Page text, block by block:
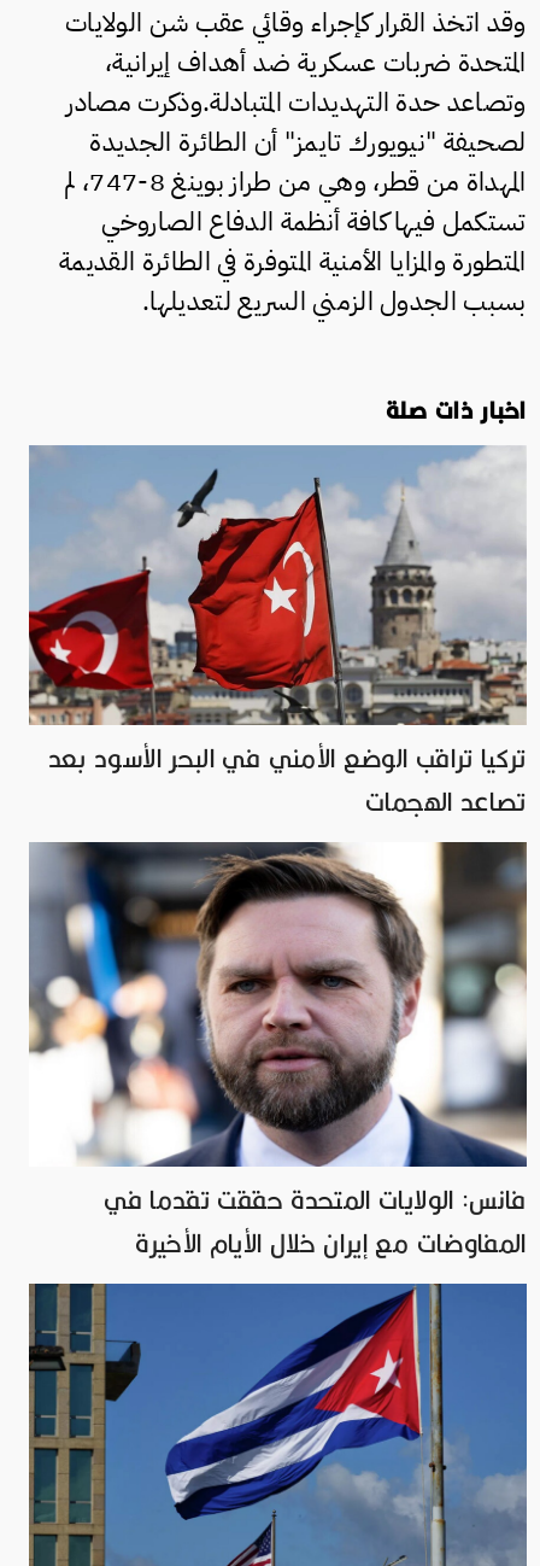
وقد اتخذ القرار كإجراء وقائي عقب شن الولايات
المتحدة ضربات عسكرية ضد أهداف إيرانية،
وتصاعد حدة التهديدات المتبادلة.وذكرت مصادر
لصحيفة "نيويورك تايمز" أن الطائرة الجديدة
المهداة من قطر، وهي من طراز بوينغ 8-747، لم
تستكمل فيها كافة أنظمة الدفاع الصاروخي
المتطورة والمزايا الأمنية المتوفرة في الطائرة القديمة
بسبب الجدول الزمني السريع لتعديلها.
اخبار ذات صلة
تركيا تراقب الوضع الأمني ​​في البحر الأسود بعد
تصاعد الهجمات
فانس: الولايات المتحدة حققت تقدما في
المفاوضات مع إيران خلال الأيام الأخيرة